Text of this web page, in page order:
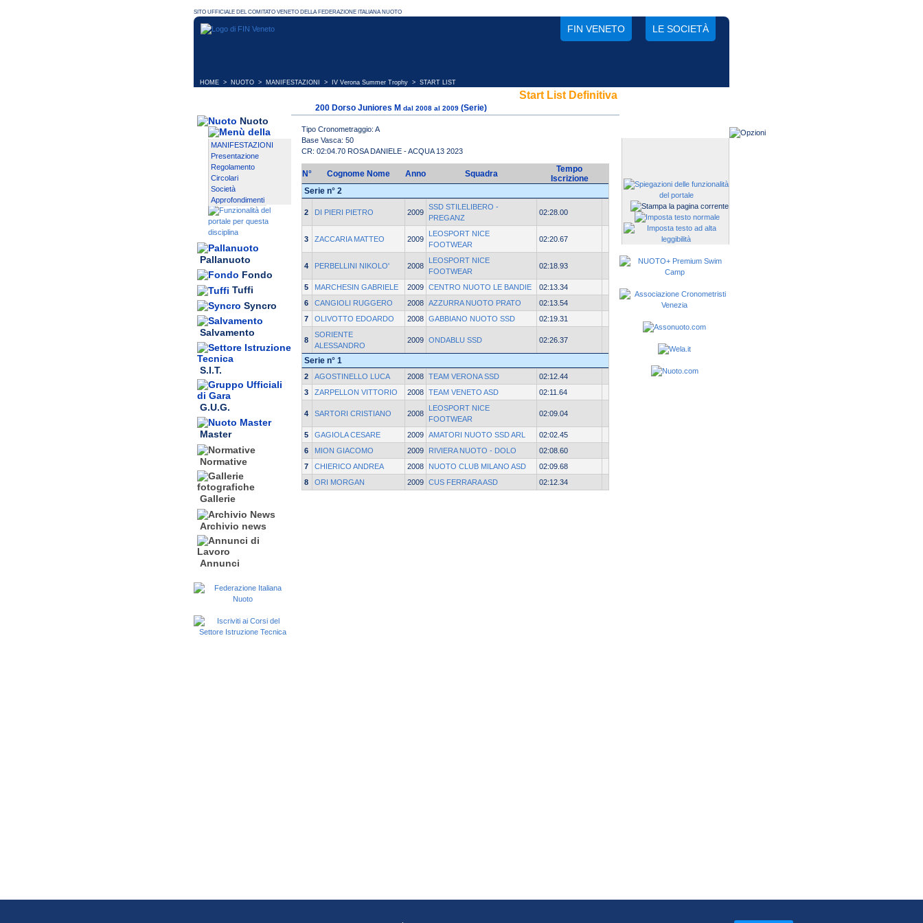
FIN VENETO LE SOCIETÀ
HOME > NUOTO > MANIFESTAZIONI > IV Verona Summer Trophy > START LIST
Nuoto
MANIFESTAZIONI
Presentazione
Regolamento
Circolari
Società
Approfondimenti
Pallanuoto
Fondo
Tuffi
Syncro
Salvamento
S.I.T.
G.U.G.
Master
Normative
Gallerie
Archivio news
Annunci
Start List Definitiva
200 Dorso Juniores M dal 2008 al 2009 (Serie)
Tipo Cronometraggio: A
Base Vasca: 50
CR: 02:04.70 ROSA DANIELE - ACQUA 13 2023
N° Cognome Nome Anno Squadra
Tempo
Iscrizione
Serie n° 2
2 DI PIERI PIETRO 2009
SSD STILELIBERO -
PREGANZ
02:28.00
3 ZACCARIA MATTEO 2009
LEOSPORT NICE
FOOTWEAR
02:20.67
4 PERBELLINI NIKOLO' 2008
LEOSPORT NICE
FOOTWEAR
02:18.93
5 MARCHESIN GABRIELE 2009 CENTRO NUOTO LE BANDIE
02:13.34
6
CANGIOLI RUGGERO 2008 AZZURRA NUOTO PRATO
02:13.54
7
OLIVOTTO EDOARDO 2008 GABBIANO NUOTO SSD 02:19.31
8
SORIENTE
ALESSANDRO
2009 ONDABLU SSD 02:26.37
Serie n° 1
2 AGOSTINELLO LUCA 2008 TEAM VERONA SSD
02:12.44
3
ZARPELLON VITTORIO 2008 TEAM VENETO ASD 02:11.64
4 SARTORI CRISTIANO 2008
LEOSPORT NICE
FOOTWEAR
02:09.04
5 GAGIOLA CESARE 2009 AMATORI NUOTO SSD ARL
02:02.45
6
MION GIACOMO 2009 RIVIERA NUOTO - DOLO
02:08.60
7
CHIERICO ANDREA 2008 NUOTO CLUB MILANO ASD
02:09.68
8
ORI MORGAN 2009 CUS FERRARA ASD 02:12.34